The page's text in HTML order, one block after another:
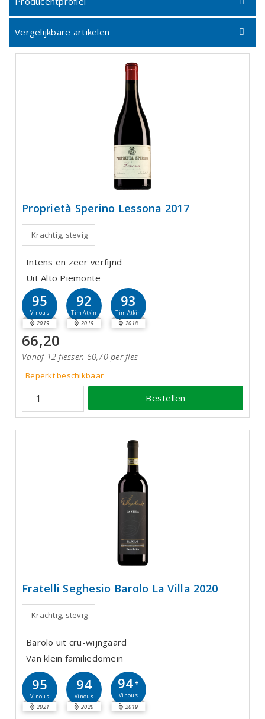
Vergelijkbare artikelen
Proprietà Sperino Lessona 2017
Krachtig, stevig
Intens en zeer verfijnd
Uit Alto Piemonte
95
Vinous
2019
92
Tim Atkin
2019
93
Tim Atkin
2018
66,20
Vanaf 12 flessen 60,70 per fles
Beperkt beschikbaar
Bestellen
Fratelli Seghesio Barolo La Villa 2020
Krachtig, stevig
Barolo uit cru-wijngaard
Van klein familiedomein
95
Vinous
2021
94
Vinous
2020
94+
Vinous
2019